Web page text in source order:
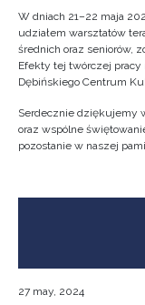
W dniach 21–22 maja
udziałem warsztatów
średnich oraz seniorów,
Efekty tej twórczej
Dębińskiego Centrum
Serdecznie dziękujemy
oraz wspólne
pozostanie w naszej
27 may, 2024